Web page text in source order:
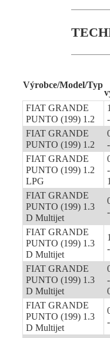
Výrobce/Model/Typ
FIAT GRANDE
PUNTO (199) 1.2
FIAT GRANDE
PUNTO (199) 1.2
FIAT GRANDE
PUNTO (199) 1.2
LPG
-
FIAT GRANDE
PUNTO (199) 1.3
D Multijet
FIAT GRANDE
PUNTO (199) 1.3
D Multijet
FIAT GRANDE
PUNTO (199) 1.3
D Multijet
-
FIAT GRANDE
PUNTO (199) 1.3
D Multijet